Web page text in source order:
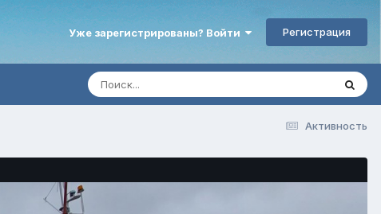
Уже зарегистрированы? Войти Регистрация
Активность